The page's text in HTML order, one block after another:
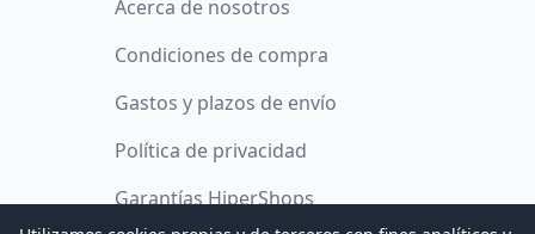
Acerca de nosotros
Condiciones de compra
Gastos y plazos de envío
Política de privacidad
Garantías HiperShops